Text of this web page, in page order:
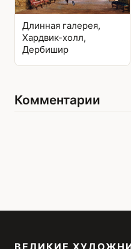
Длинная галерея,
Хардвик-холл,
Дербишир
Комментарии